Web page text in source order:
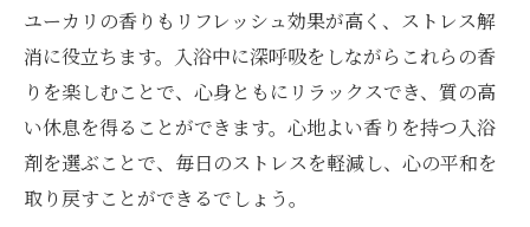
ユーカリの香りもリフレッシュ効果が高く、ストレス解
消に役立ちます。入浴中に深呼吸をしながらこれらの香
りを楽しむことで、心身ともにリラックスでき、質の高
い休息を得ることができます。心地よい香りを持つ入浴
剤を選ぶことで、毎日のストレスを軽減し、心の平和を
取り戻すことができるでしょう。